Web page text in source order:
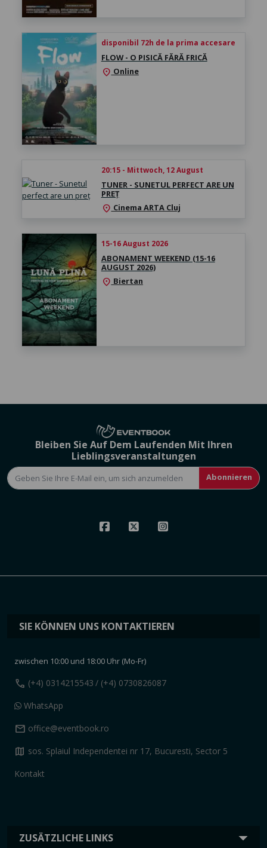
disponibil 72h de la prima accesare
FLOW - O PISICĂ FĂRĂ FRICĂ
location_on Online
20:15 - Mittwoch, 12 August
TUNER - SUNETUL PERFECT ARE UN
PREȚ
location_on Cinema ARTA Cluj
15-16 August 2026
ABONAMENT WEEKEND (15-16
AUGUST 2026)
location_on Biertan
Bleiben Sie Auf Dem Laufenden Mit Ihren
Lieblingsveranstaltungen
Abonnieren
ZUSÄTZLICHE LINKS
SIE KÖNNEN UNS KONTAKTIEREN
zwischen 10:00 und 18:00 Uhr (Mo-Fr)
call (+4) 0314215543 / (+4) 0730826087
WhatsApp
mail office@eventbook.ro
map sos. Splaiul Independentei nr 17, Bucuresti, Sector 5
Kontakt